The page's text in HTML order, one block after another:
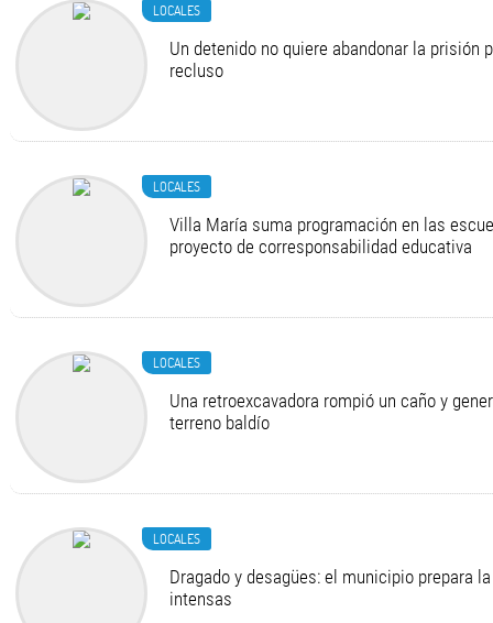
LOCALES
Un detenido no quiere abandonar la prisión
recluso
LOCALES
Villa María suma programación en las
proyecto de corresponsabilidad educativa
LOCALES
Una retroexcavadora rompió un caño y
terreno baldío
LOCALES
Dragado y desagües: el municipio prepara
intensas